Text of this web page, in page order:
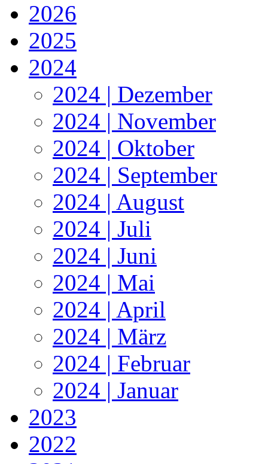
2026
2025
2024
2024 | Dezember
2024 | November
2024 | Oktober
2024 | September
2024 | August
2024 | Juli
2024 | Juni
2024 | Mai
2024 | April
2024 | März
2024 | Februar
2024 | Januar
2023
2022